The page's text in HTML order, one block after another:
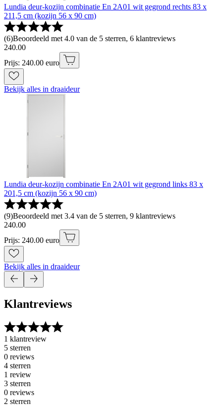
Lundia deur-kozijn combinatie En 2A01 wit gegrond rechts 83 x
211,5 cm (kozijn 56 x 90 cm)
(6)Beoordeeld met 4.0 van de 5 sterren, 6 klantreviews
240.00
Prijs: 240.00 euro
Bekijk alles in draaideur
Lundia deur-kozijn combinatie En 2A01 wit gegrond links 83 x
201,5 cm (kozijn 56 x 90 cm)
(9)Beoordeeld met 3.4 van de 5 sterren, 9 klantreviews
240.00
Prijs: 240.00 euro
Bekijk alles in draaideur
Klantreviews
1 klantreview
5 sterren
0 reviews
4 sterren
1 review
3 sterren
0 reviews
2 sterren